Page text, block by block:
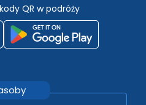
QR w podróży